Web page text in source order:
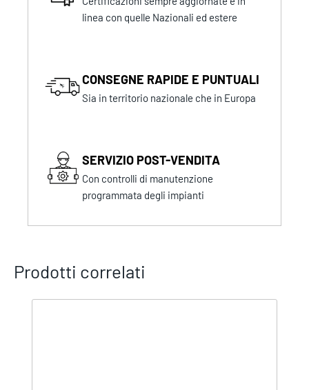
linea con quelle Nazionali ed estere
CONSEGNE RAPIDE E PUNTUALI
Sia in territorio nazionale che in Europa
SERVIZIO POST-VENDITA
Con controlli di manutenzione
programmata degli impianti
Prodotti correlati